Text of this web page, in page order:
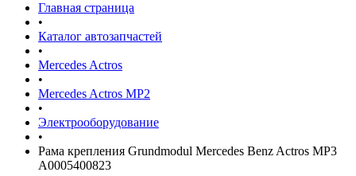
Главная страница
•
Каталог автозапчастей
•
Mercedes Actros
•
Mercedes Actros MP2
•
Электрооборудование
•
Рама крепления Grundmodul Mercedes Benz Actros MP3
A0005400823